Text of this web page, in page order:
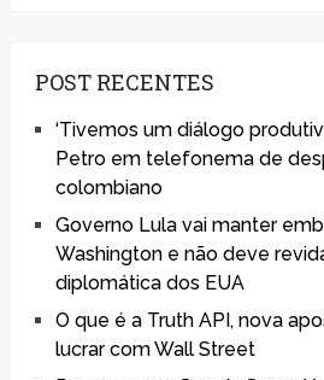
POST RECENTES
‘Tivemos um diálogo
Petro em telefonema de
colombiano
Governo Lula vai manter
Washington e não deve
diplomática dos EUA
O que é a Truth API, nova
lucrar com Wall Street